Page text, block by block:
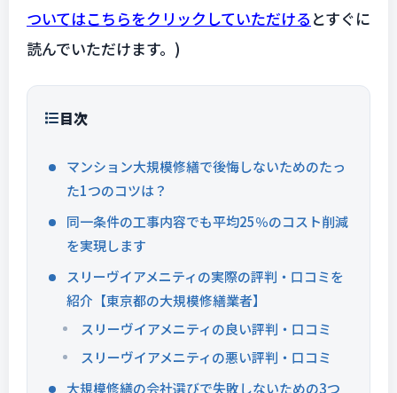
ついてはこちらをクリックしていただける とすぐに
読んでいただけます。)
目次
マンション大規模修繕で後悔しないためのたっ
た1つのコツは？
同一条件の工事内容でも平均25％のコスト削減
を実現します
スリーヴイアメニティの実際の評判・口コミを
紹介【東京都の大規模修繕業者】
スリーヴイアメニティの良い評判・口コミ
スリーヴイアメニティの悪い評判・口コミ
大規模修繕の会社選びで失敗しないための3つ